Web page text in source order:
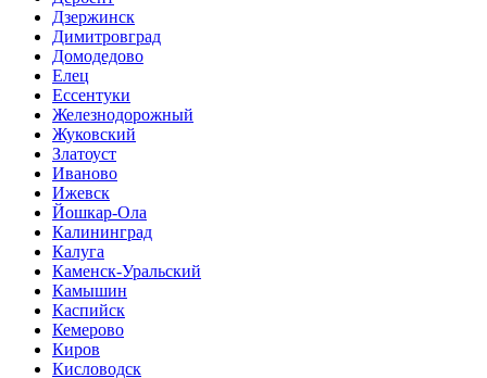
Дзержинск
Димитровград
Домодедово
Елец
Ессентуки
Железнодорожный
Жуковский
Златоуст
Иваново
Ижевск
Йошкар-Ола
Калининград
Калуга
Каменск-Уральский
Камышин
Каспийск
Кемерово
Киров
Кисловодск